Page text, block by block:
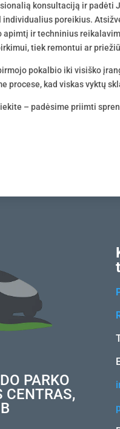
konsultaciją ir padėti
individualius poreikius.
apimtį ir techninius
tiek remontui ar
pokalbio iki visiško
procese, kad viskas vyktų
– padėsime priimti
PARKO
CENTRAS,